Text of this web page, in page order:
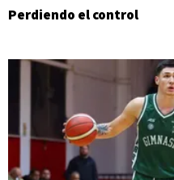
Perdiendo el control